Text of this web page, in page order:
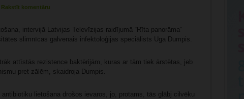
Rakstīt komentāru
intervijā Latvijas Televīzijas raidījumā “Rīta panorāma”
slimnīcas galvenais infektoloģijas speciālists Uga Dumpis.
attīstās rezistence baktērijām, kuras ar tām tiek ārstētas, jeb
pret zālēm, skaidroja Dumpis.
lietošana drošos ievaros, jo, protams, tās glābj cilvēku